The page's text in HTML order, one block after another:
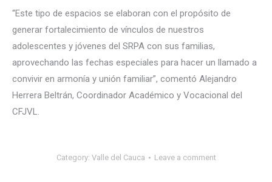
“Este tipo de espacios se elaboran con el propósito de
generar fortalecimiento de vínculos de nuestros
adolescentes y jóvenes del SRPA con sus familias,
aprovechando las fechas especiales para hacer un llamado a
convivir en armonía y unión familiar”, comentó Alejandro
Herrera Beltrán, Coordinador Académico y Vocacional del
CFJVL.
Category: Valle del Cauca Leave a comment